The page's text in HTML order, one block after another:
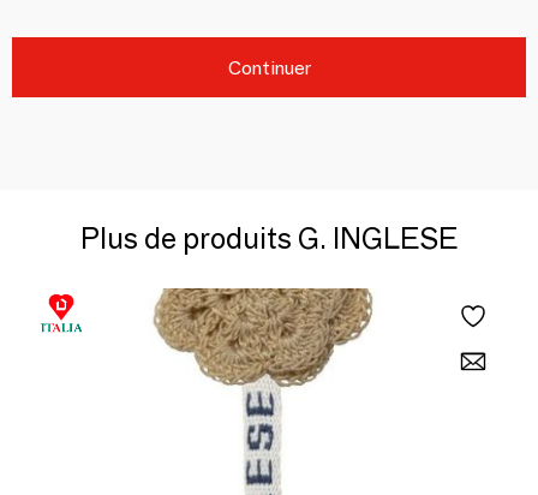
Continuer
Plus de produits G. INGLESE